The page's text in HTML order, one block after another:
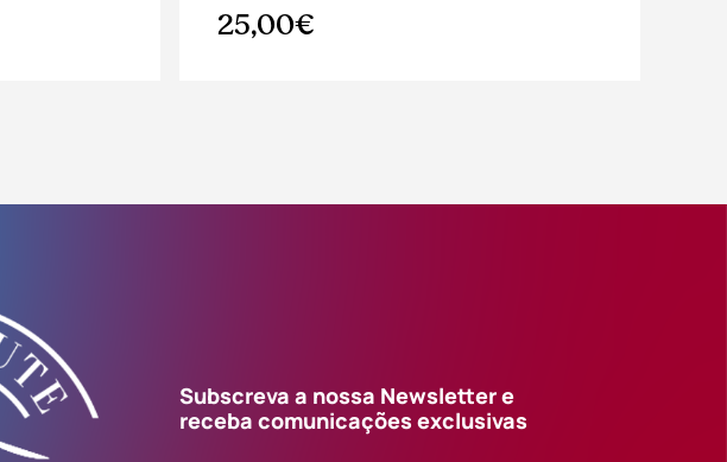
25,00€
Subscreva a nossa Newsletter e
receba comunicações exclusivas